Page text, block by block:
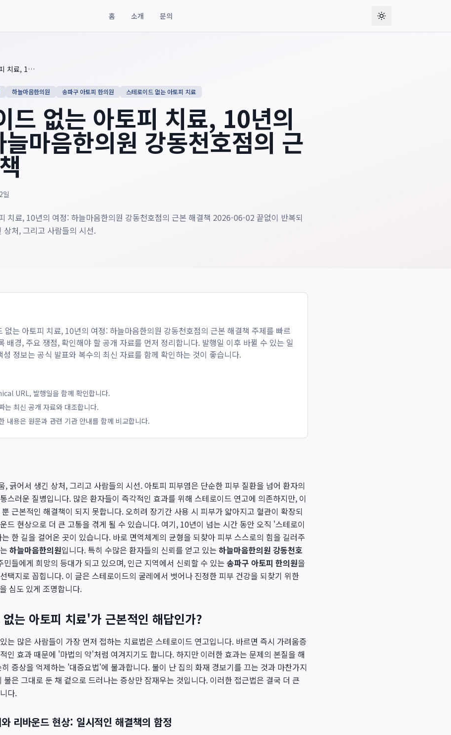
홈 소개 문의
스테로이드 없는 아토피 치료, 10년의 여정: 하늘마음한의원 강동천호점의 근본 해결책
하늘마음한의원 송파구 아토피 한의원 스테로이드 없는 아토피 치료
드 없는 아토피 치료, 10년의
마음한의원 강동천호점의 근
일
치료, 10년의 여정: 하늘마음한의원 강동천호점의 근본 해결책 2026-06-02 끝없이 반복되
상처, 그리고 사람들의 시선.
없는 아토피 치료, 10년의 여정: 하늘마음한의원 강동천호점의 근본 해결책 주제를 빠르
배경, 주요 쟁점, 확인해야 할 공개 자료를 먼저 정리합니다. 발행일 이후 바뀔 수 있는 일
성 정보는 공식 발표와 복수의 최신 자료를 함께 확인하는 것이 좋습니다.
URL, 발행일을 함께 확인합니다.
는 최신 공개 자료와 대조합니다.
내용은 원문과 관련 기관 안내를 함께 비교합니다.
, 긁어서 생긴 상처, 그리고 사람들의 시선. 아토피 피부염은 단순한 피부 질환을 넘어 환자의
스러운 질병입니다. 많은 환자들이 즉각적인 효과를 위해 스테로이드 연고에 의존하지만, 이
근본적인 해결책이 되지 못합니다. 오히려 장기간 사용 시 피부가 얇아지고 혈관이 확장되
드 현상으로 더 큰 고통을 겪게 될 수 있습니다. 여기, 10년이 넘는 시간 동안 오직 '스테로이
한 길을 걸어온 곳이 있습니다. 바로 면역체계의 균형을 되찾아 피부 스스로의 힘을 길러주
하늘마음한의원입니다. 특히 수많은 환자들의 신뢰를 얻고 있는 하늘마음한의원 강동천호
민들에게 희망의 등대가 되고 있으며, 인근 지역에서 신뢰할 수 있는 송파구 아토피 한의원을
택지로 꼽힙니다. 이 글은 스테로이드의 굴레에서 벗어나 진정한 피부 건강을 되찾기 위한
심도 있게 조명합니다.
는 아토피 치료'가 근본적인 해답인가?
는 많은 사람들이 가장 먼저 접하는 치료법은 스테로이드 연고입니다. 바르면 즉시 가려움증
인 효과 때문에 '마법의 약'처럼 여겨지기도 합니다. 하지만 이러한 효과는 문제의 본질을 해
증상을 억제하는 '대증요법'에 불과합니다. 불이 난 집의 화재 경보기를 끄는 것과 마찬가지
불은 그대로 둔 채 겉으로 드러나는 증상만 잠재우는 것입니다. 이러한 접근법은 결국 더 큰
다.
리바운드 현상: 일시적인 해결책의 함정